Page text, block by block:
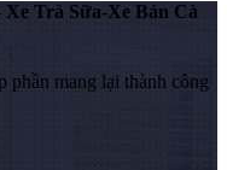
Trà Sữa-Xe Bán Cà
phần mang lại thành công